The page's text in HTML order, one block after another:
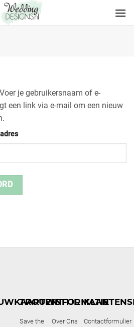
je gebruikersnaam of e-
een link via e-mail om een nieuw
TROUWSTIJL
Save the
INFORMATIE
Over Ons
Contactformulier